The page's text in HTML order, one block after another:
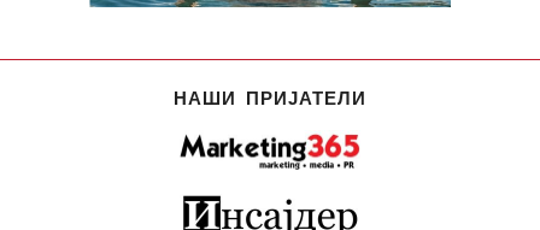
НАШИ ПРИЈАТЕЛИ